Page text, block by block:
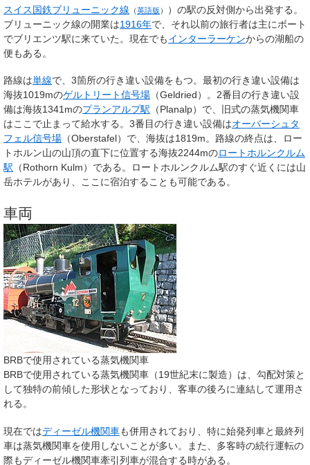
スイス国鉄ブリューニック線 （英語版 ）
）の駅の反対側から出発する。
ブリューニック線の開業は1916年で、それ以前の旅行者は主にボート
でブリエンツ駅に来ていた。現在でもインターラーケンからの湖船の
便もある。
路線は単線で、3箇所の行き違い設備をもつ。最初の行き違い設備は
海抜1019mのゲルトリート信号場 （Geldried）。2番目の行き違い設
備は海抜1341mのプランアルプ駅 （Planalp）で、旧式の蒸気機関車
はここで止まって給水する。3番目の行き違い設備はオーバーシュタ
フェル信号場 （Oberstafel）で、海抜は1819m。路線の終点は、ロー
トホルン山の山頂の直下に位置する海抜2244mのロートホルンクルム
駅 （Rothorn Kulm）である。ロートホルンクルム駅のすぐ近くには山
岳ホテルがあり、ここに宿泊することも可能である。
車両
BRBで使用されている蒸気機関車
BRBで使用されている蒸気機関車（19世紀末に製造）は、勾配対策と
して独特の前傾した形状となっており、客車の後ろに連結して運用さ
れる。
現在ではディーゼル機関車も併用されており、特に始発列車と最終列
車は蒸気機関車を使用しないことが多い。また、多客時の続行運転の
際もディーゼル機関車牽引列車が混合する時がある。